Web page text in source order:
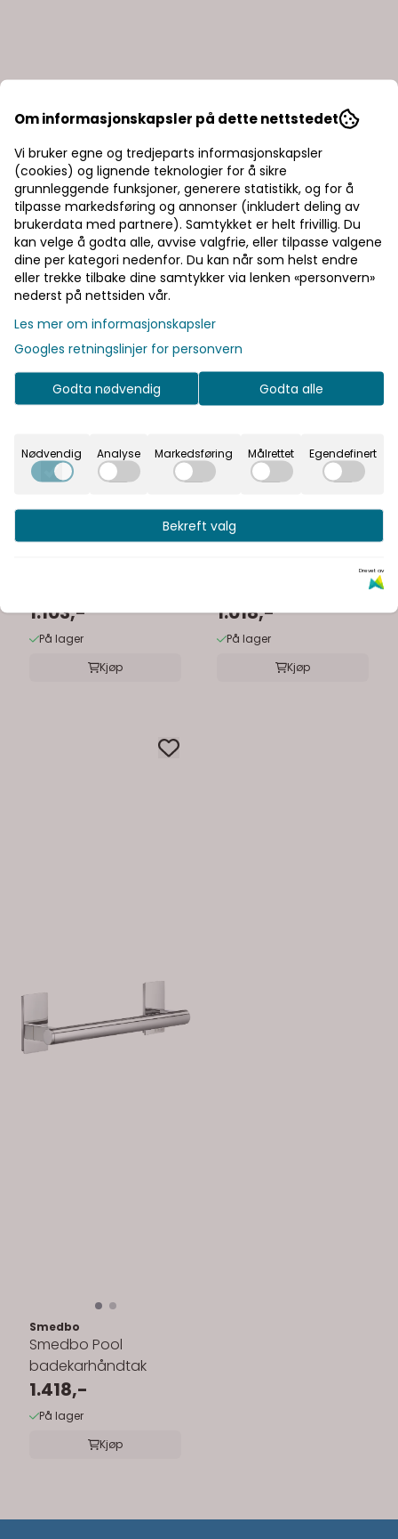
1.103,-
På lager
Kjøp
1.018,-
På lager
Kjøp
Smedbo
Smedbo Pool
badekarhåndtak
1.418,-
På lager
Kjøp
Om informasjonskapsler på dette nettstedet
Vi bruker egne og tredjeparts informasjonskapsler
(cookies) og lignende teknologier for å sikre
grunnleggende funksjoner, generere statistikk, og for å
tilpasse markedsføring og annonser (inkludert deling av
brukerdata med partnere). Samtykket er helt frivillig. Du
kan velge å godta alle, avvise valgfrie, eller tilpasse valgene
dine per kategori nedenfor. Du kan når som helst endre
eller trekke tilbake dine samtykker via lenken «personvern»
nederst på nettsiden vår.
Les mer om informasjonskapsler
Googles retningslinjer for personvern
Godta nødvendig Godta alle
Nødvendig Analyse Markedsføring Målrettet Egendefinert
Bekreft valg
Drevet av